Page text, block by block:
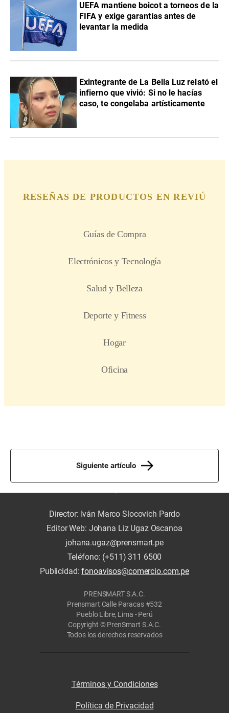
UEFA mantiene boicot a torneos de la
FIFA y exige garantías antes de
levantar la medida
Exintegrante de La Bella Luz relató el
infierno que vivió: Si no le hacías
caso, te congelaba artísticamente
Siguiente artículo
Director: Iván Marco Slocovich Pardo
Editor Web: Johana Liz Ugaz Oscanoa
johana.ugaz@prensmart.pe
Teléfono: (+511) 311 6500
Publicidad:fonoavisos@comercio.com.pe
PRENSMART S.A.C.
Prensmart Calle Paracas #532
Pueblo Libre, Lima - Perú
Copyright © PrenSmart S.A.C.
Todos los derechos reservados
Términos y Condiciones
Política de Privacidad